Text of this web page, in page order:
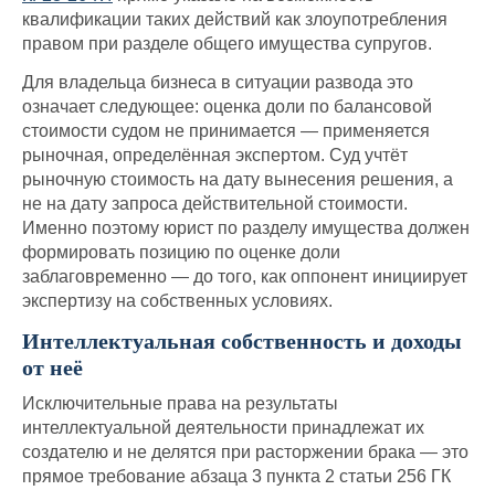
квалификации таких действий как злоупотребления
правом при разделе общего имущества супругов.
Для владельца бизнеса в ситуации развода это
означает следующее: оценка доли по балансовой
стоимости судом не принимается — применяется
рыночная, определённая экспертом. Суд учтёт
рыночную стоимость на дату вынесения решения, а
не на дату запроса действительной стоимости.
Именно поэтому юрист по разделу имущества должен
формировать позицию по оценке доли
заблаговременно — до того, как оппонент инициирует
экспертизу на собственных условиях.
Интеллектуальная собственность и доходы
от неё
Исключительные права на результаты
интеллектуальной деятельности принадлежат их
создателю и не делятся при расторжении брака — это
прямое требование абзаца 3 пункта 2 статьи 256 ГК